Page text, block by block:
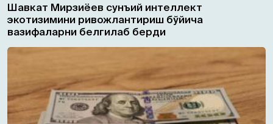
Шавкат Мирзиёев сунъий интеллект
экотизимини ривожлантириш бўйича
вазифаларни белгилаб берди